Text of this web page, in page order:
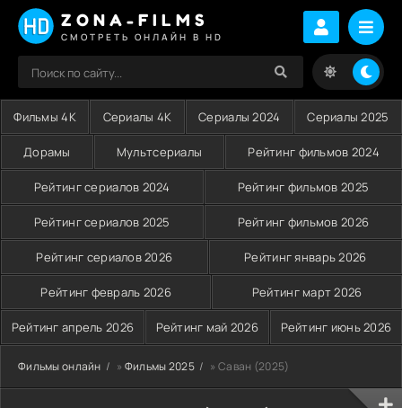
ZONA-FILMS
СМОТРЕТЬ ОНЛАЙН В HD
Фильмы 4K Сериалы 4K Сериалы 2024 Сериалы 2025
Дорамы Мультсериалы Рейтинг фильмов 2024
Рейтинг сериалов 2024 Рейтинг фильмов 2025
Рейтинг сериалов 2025 Рейтинг фильмов 2026
Рейтинг сериалов 2026 Рейтинг январь 2026
Рейтинг февраль 2026 Рейтинг март 2026
Рейтинг апрель 2026 Рейтинг май 2026 Рейтинг июнь 2026
Фильмы онлайн » Фильмы 2025 » Саван (2025)